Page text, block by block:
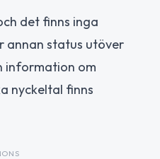
det finns inga
annan status utöver
information om
nyckeltal finns